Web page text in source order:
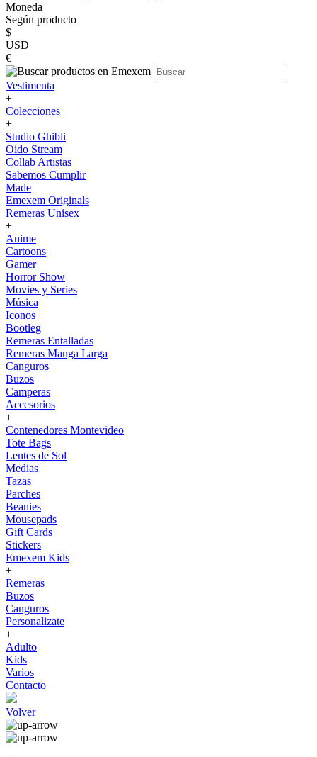
Moneda
Según producto
$
USD
€
Vestimenta
+
Colecciones
+
Studio Ghibli
Oido Stream
Collab Artistas
Sabemos Cumplir
Made
Emexem Originals
Remeras Unisex
+
Anime
Cartoons
Gamer
Horror Show
Movies y Series
Música
Iconos
Bootleg
Remeras Entalladas
Remeras Manga Larga
Canguros
Buzos
Camperas
Accesorios
+
Contenedores Montevideo
Tote Bags
Lentes de Sol
Medias
Tazas
Parches
Beanies
Mousepads
Gift Cards
Stickers
Emexem Kids
+
Remeras
Buzos
Canguros
Personalizate
+
Adulto
Kids
Varios
Contacto
Volver